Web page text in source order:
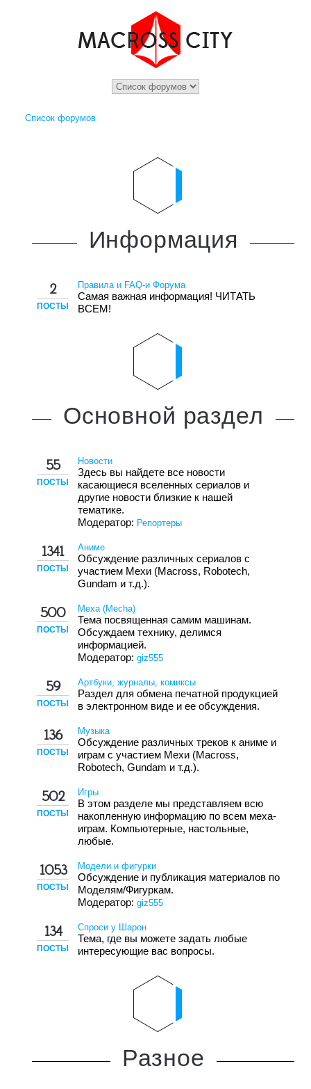
Список форумов
Информация
2
ПОСТЫ
Правила и FAQ-и Форума
Самая важная информация! ЧИТАТЬ
ВСЕМ!
Основной раздел
55
ПОСТЫ
Новости
Здесь вы найдете все новости
касающиеся вселенных сериалов и
другие новости близкие к нашей
тематике.
Модератор: Репортеры
1341
ПОСТЫ
Аниме
Обсуждение различных сериалов с
участием Мехи (Macross, Robotech,
Gundam и т.д.).
500
ПОСТЫ
Меха (Mecha)
Тема посвященная самим машинам.
Обсуждаем технику, делимся
информацией.
Модератор: giz555
59
ПОСТЫ
Артбуки, журналы, комиксы
Раздел для обмена печатной продукцией
в электронном виде и ее обсуждения.
136
ПОСТЫ
Музыка
Обсуждение различных треков к аниме и
играм с участием Мехи (Macross,
Robotech, Gundam и т.д.).
502
ПОСТЫ
Игры
В этом разделе мы представляем всю
накопленную информацию по всем меха-
играм. Компьютерные, настольные,
любые.
1053
ПОСТЫ
Модели и фигурки
Обсуждение и публикация материалов по
Моделям/Фигуркам.
Модератор: giz555
134
ПОСТЫ
Спроси у Шарон
Тема, где вы можете задать любые
интересующие вас вопросы.
Разное